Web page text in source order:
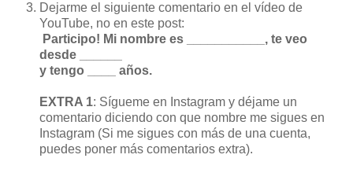
Dejarme el siguiente comentario en el vídeo de
desde ______
y tengo ____ años.
EXTRA 1: Sígueme en Instagram y déjame un
comentario diciendo con que nombre me sigues en
Instagram (Si me sigues con más de una cuenta,
puedes poner más comentarios extra).